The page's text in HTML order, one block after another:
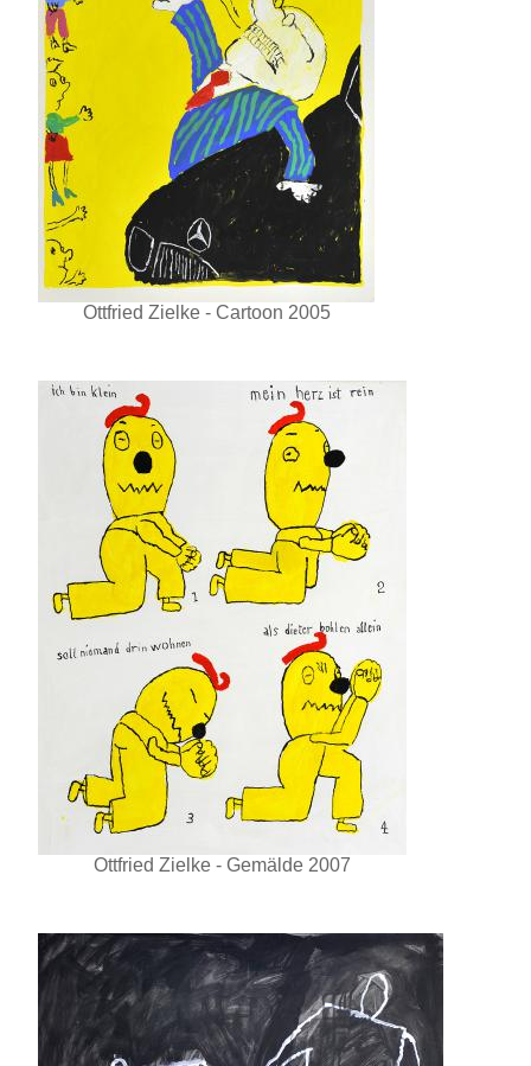
Ottfried Zielke - Cartoon 2005
Ottfried Zielke - Gemälde 2007